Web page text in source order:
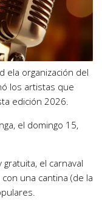
ela organización del
los artistas que
edición 2026.
el domingo 15,
el carnaval
una cantina (de la